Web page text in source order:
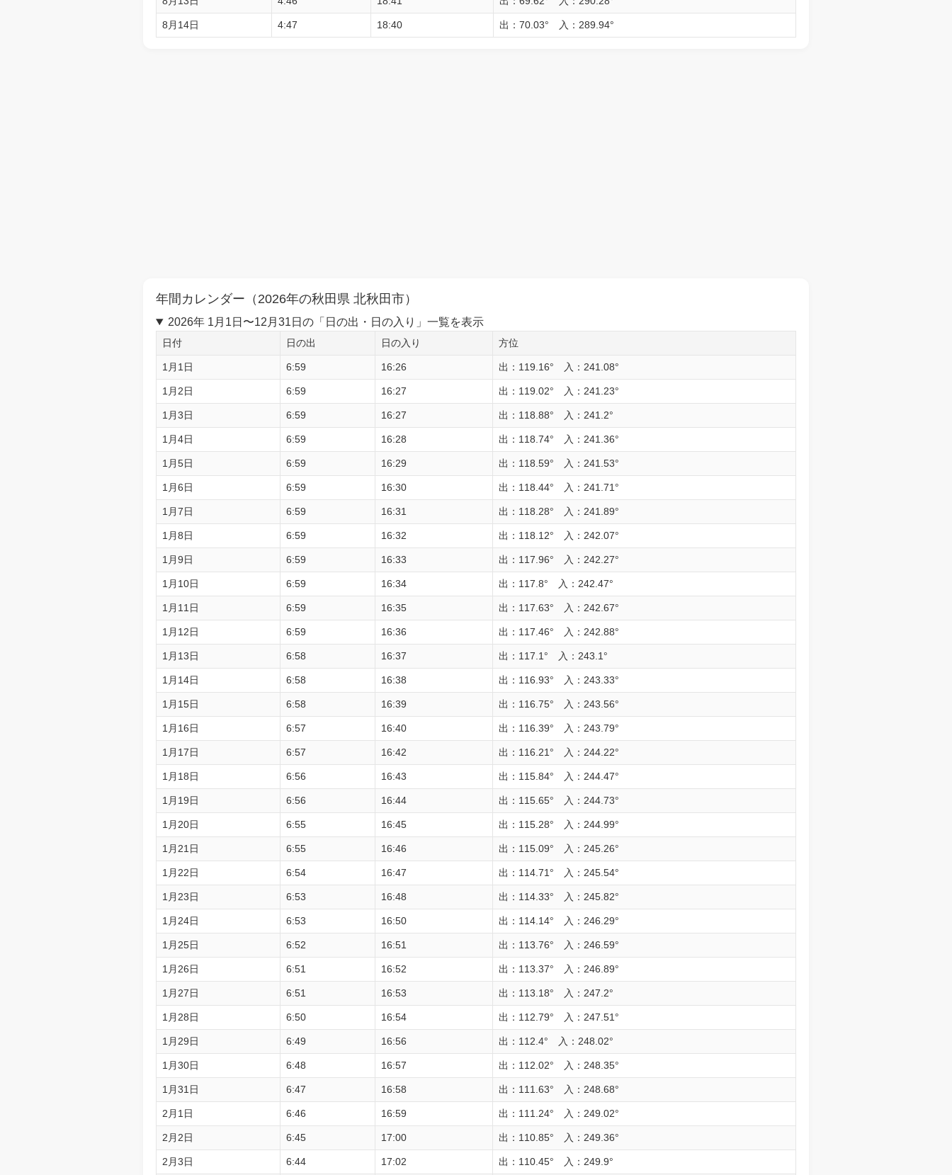
8月14日 4:47 18:40 出：70.03° 入：289.94°
年間カレンダー（2026年の秋田県 北秋田市）
2026年 1月1日〜12月31日の「日の出・日の入り」一覧を表示
日付 日の出 日の入り 方位
1月1日 6:59 16:26 出：119.16° 入：241.08°
1月2日 6:59 16:27 出：119.02° 入：241.23°
1月3日 6:59 16:27 出：118.88° 入：241.2°
1月4日 6:59 16:28 出：118.74° 入：241.36°
1月5日 6:59 16:29 出：118.59° 入：241.53°
1月6日 6:59 16:30 出：118.44° 入：241.71°
1月7日 6:59 16:31 出：118.28° 入：241.89°
1月8日 6:59 16:32 出：118.12° 入：242.07°
1月9日 6:59 16:33 出：117.96° 入：242.27°
1月10日 6:59 16:34 出：117.8° 入：242.47°
1月11日 6:59 16:35 出：117.63° 入：242.67°
1月12日 6:59 16:36 出：117.46° 入：242.88°
1月13日 6:58 16:37 出：117.1° 入：243.1°
1月14日 6:58 16:38 出：116.93° 入：243.33°
1月15日 6:58 16:39 出：116.75° 入：243.56°
1月16日 6:57 16:40 出：116.39° 入：243.79°
1月17日 6:57 16:42 出：116.21° 入：244.22°
1月18日 6:56 16:43 出：115.84° 入：244.47°
1月19日 6:56 16:44 出：115.65° 入：244.73°
1月20日 6:55 16:45 出：115.28° 入：244.99°
1月21日 6:55 16:46 出：115.09° 入：245.26°
1月22日 6:54 16:47 出：114.71° 入：245.54°
1月23日 6:53 16:48 出：114.33° 入：245.82°
1月24日 6:53 16:50 出：114.14° 入：246.29°
1月25日 6:52 16:51 出：113.76° 入：246.59°
1月26日 6:51 16:52 出：113.37° 入：246.89°
1月27日 6:51 16:53 出：113.18° 入：247.2°
1月28日 6:50 16:54 出：112.79° 入：247.51°
1月29日 6:49 16:56 出：112.4° 入：248.02°
1月30日 6:48 16:57 出：112.02° 入：248.35°
1月31日 6:47 16:58 出：111.63° 入：248.68°
2月1日 6:46 16:59 出：111.24° 入：249.02°
2月2日 6:45 17:00 出：110.85° 入：249.36°
2月3日 6:44 17:02 出：110.45° 入：249.9°